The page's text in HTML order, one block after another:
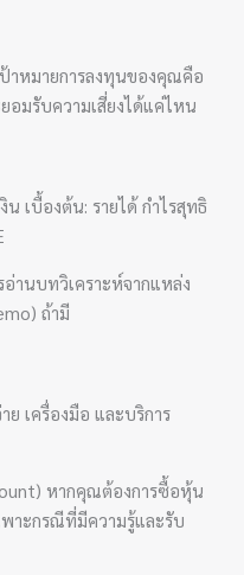
าหมายการลงทุนของคุณคือ
อมรับความเสี่ยงได้แค่ไหน
น เบื้องต้น: รายได้ กำไรสุทธิ
านบทวิเคราะห์จากแหล่ง
ถ้ามี
เครื่องมือ และบริการ
หากคุณต้องการซื้อหุ้น
าะกรณีที่มีความรู้และรับ